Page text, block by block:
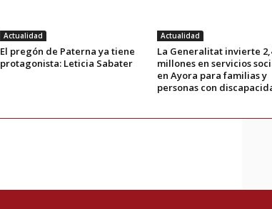
Actualidad
El pregón de Paterna ya tiene
protagonista: Leticia Sabater
Actualidad
La Generalitat invierte
millones en servicios
en Ayora para familias y
personas con